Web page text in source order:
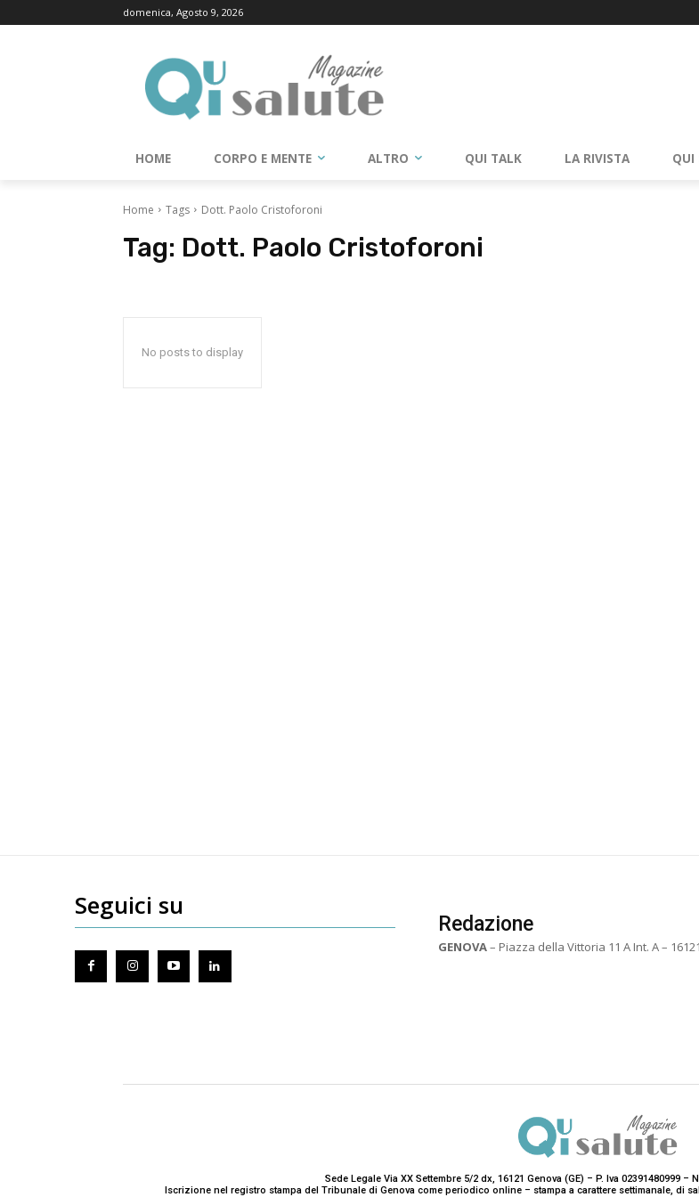
domenica, Agosto 9, 2026
HOME CORPO E MENTE ALTRO QUI TALK LA RIVISTA QUI
Home Tags Dott. Paolo Cristoforoni
Tag: Dott. Paolo Cristoforoni
No posts to display
Seguici su
Redazione
GENOVA– Piazza della Vittoria 11 A Int. A – 16121
Sede Legale Via XX Settembre 5/2 dx, 16121 Genova (GE) – P. Iva 02391480999 –
Iscrizione nel registro stampa del Tribunale di Genova come periodico online – stampa a carattere settimanale, di